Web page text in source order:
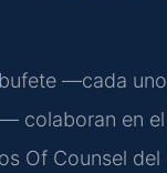
—cada uno
colaboran en el
Of Counsel del